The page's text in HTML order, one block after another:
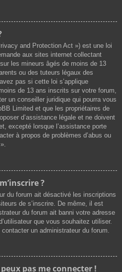
and Protection Act ») est une loi
aux sites internet collectant
les mineurs âgés de moins de 13
ou des tuteurs légaux des
pas si cette loi s’applique
de 13 ans inscrits sur votre forum,
un conseiller juridique qui pourra vous
Limited et que les propriétaires de
d’assistance légale et ne doivent
excepté lorsque l’assistance porte
à propos de problèmes d’abus ou
?
du forum ait désactivé les inscriptions
de s’inscrire. De même, il est
du forum ait banni votre adresse
que vous souhaitez utiliser.
un administrateur du forum.
pas me connecter !